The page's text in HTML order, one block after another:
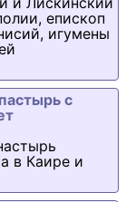
епископ
игумены
с
в Каире и